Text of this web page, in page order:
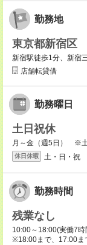
勤務地
東京都新宿区
新宿駅徒歩1分、新宿
店舗転貸借
勤務曜日
土日祝休
月～金（週5日） ※
休日休暇 土・日・祝
勤務時間
残業なし
10:00～18:00(実働7
※18:00まで、17:00ま